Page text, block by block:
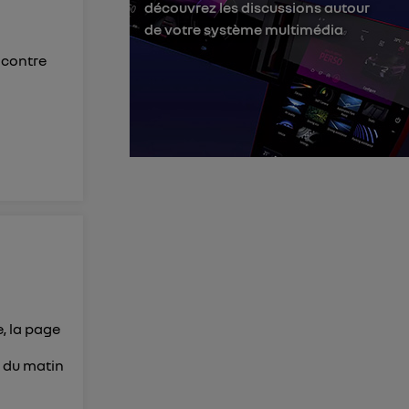
la page
du matin
découvrez les discussions autour
de votre système multimédia
plus